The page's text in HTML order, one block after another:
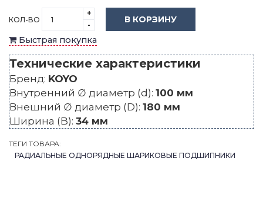
КОЛ-ВО
+
-
В КОРЗИНУ
Быстрая покупка
Технические характеристики
Бренд: KOYO
Внутренний ∅ диаметр (d): 100 мм
Внешний ∅ диаметр (D): 180 мм
Ширина (B): 34 мм
ТЕГИ ТОВАРА:
РАДИАЛЬНЫЕ ОДНОРЯДНЫЕ ШАРИКОВЫЕ ПОДШИПНИКИ